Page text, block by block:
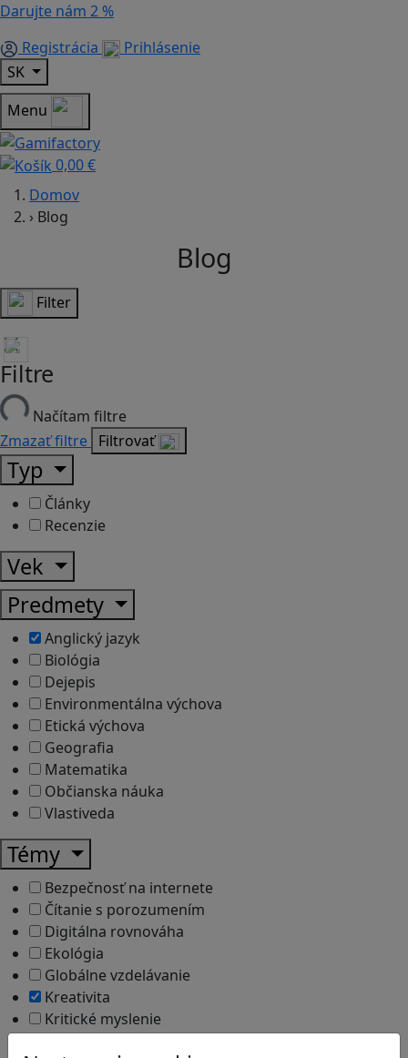
Darujte nám 2 %
Registrácia
Prihlásenie
SK
Menu
0,00 €
Domov
› Blog
Blog
Filter
Filtre
Načítam filtre
Zmazať filtre Filtrovať
Typ
Články
Recenzie
Vek
Predmety
Anglický jazyk
Biológia
Dejepis
Environmentálna výchova
Etická výchova
Geografia
Matematika
Občianska náuka
Vlastiveda
Témy
Bezpečnosť na internete
Čítanie s porozumením
Digitálna rovnováha
Ekológia
Globálne vzdelávanie
Kreativita
Kritické myslenie